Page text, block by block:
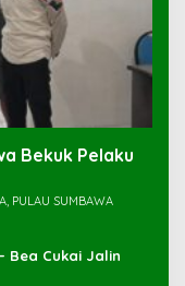
Bekuk Pelaku
PULAU SUMBAWA
Bea Cukai Jalin